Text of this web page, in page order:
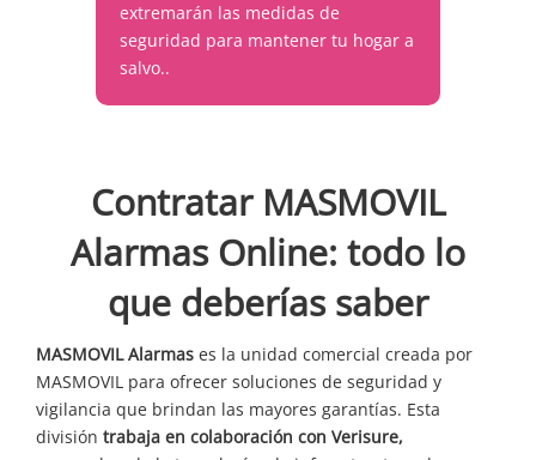
extremarán las medidas de
seguridad para mantener tu hogar a
salvo..
Contratar MASMOVIL
Alarmas Online: todo lo
que deberías saber
MASMOVIL Alarmas es la unidad comercial creada por
MASMOVIL para ofrecer soluciones de seguridad y
vigilancia que brindan las mayores garantías. Esta
división trabaja en colaboración con Verisure,